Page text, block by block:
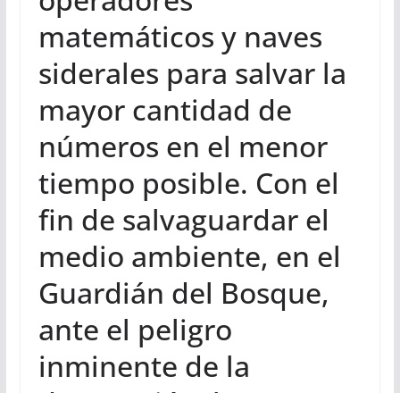
matemáticos y naves
siderales para salvar la
mayor cantidad de
números en el menor
tiempo posible. Con el
fin de salvaguardar el
medio ambiente, en el
Guardián del Bosque,
ante el peligro
inminente de la